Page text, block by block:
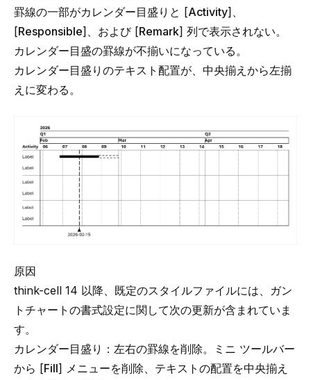
罫線の一部がカレンダー目盛りと [Activity]、
[Responsible]、および [Remark] 列で表示されない。
カレンダー目盛の罫線が不揃いになっている。
カレンダー目盛りのテキスト配置が、中央揃えから左揃
えに変わる。
原因
think-cell 14 以降、既定のスタイルファイルには、ガン
トチャートの書式設定に関して次の更新が含まれていま
す。
カレンダー目盛り：左右の罫線を削除。ミニ ツールバー
から [Fill] メニューを削除、テキストの配置を中央揃え